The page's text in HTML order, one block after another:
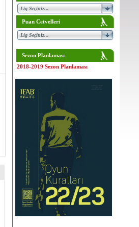
Puan Cetvelleri
Sezon Planlaması
2018-2019 Sezon Planlaması